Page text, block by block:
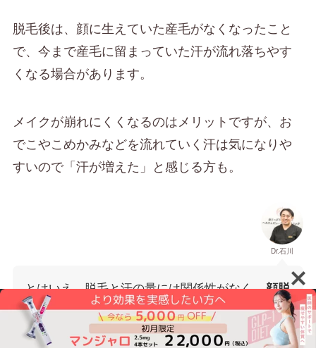
脱毛後は、顔に生えていた産毛がなくなったこと
で、今まで産毛に留まっていた汗が流れ落ちやす
くなる場合があります。
メイクが崩れにくくなるのはメリットですが、お
でこやこめかみなどを流れていく汗は気になりや
すいので「汗が増えた」と感じる方も。
Dr.石川
とはいえ、脱毛と汗の量には関係性がなく、顔脱
毛をしたから顔の汗が増えるといった現象は基本
的にはあり得ませんので、心配しすぎる必要はあ